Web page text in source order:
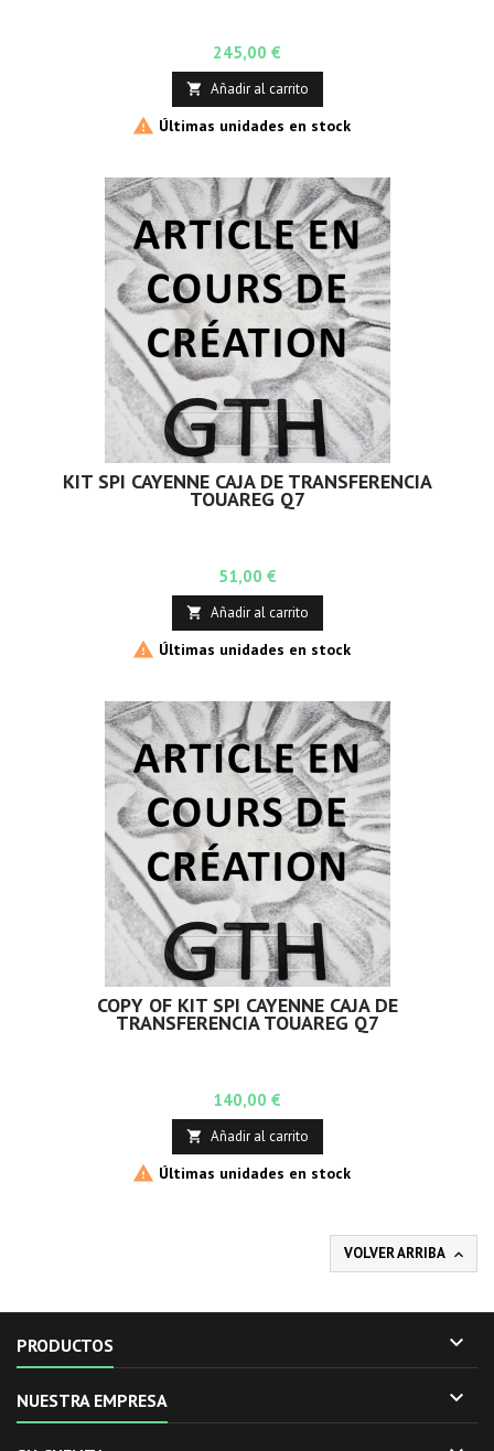
Precio
245,00 €
 Añadir al carrito
 Últimas unidades en stock
KIT SPI CAYENNE CAJA DE TRANSFERENCIA
TOUAREG Q7
Precio
51,00 €
 Añadir al carrito
 Últimas unidades en stock
COPY OF KIT SPI CAYENNE CAJA DE
TRANSFERENCIA TOUAREG Q7
Precio
140,00 €
 Añadir al carrito
 Últimas unidades en stock
VOLVER ARRIBA 
PRODUCTOS 
NUESTRA EMPRESA 